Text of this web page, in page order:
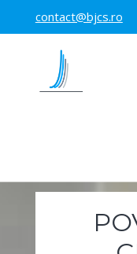
contact@bjcs.ro